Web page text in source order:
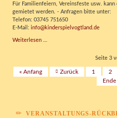
Bouldermatten
sind
da!
Für Familienfeiern, Vereinsfeste usw.
gemietet werden. - Anfragen bitte unter:
Telefon: 03745 751650
E-Mail: info@kinderspielvogtland.de
Weiterlesen …
Feierlichkeiten
Seite 3
« Anfang Zurück 1 2
Ende
VERANSTALTUNGS-